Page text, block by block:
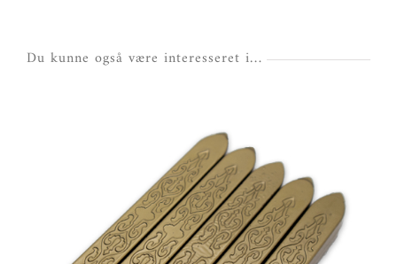
Du kunne også være interesseret i…